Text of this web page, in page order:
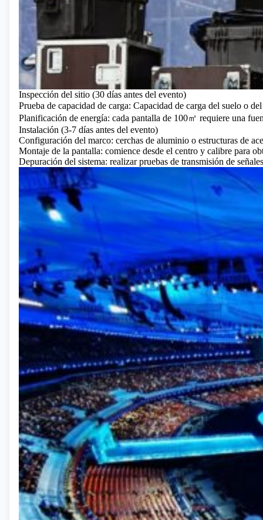
Inspección del sitio (30 días antes del evento)
Prueba de capacidad de carga: Capacidad de carga del suelo o
Planificación de energía: cada pantalla de 100㎡ requiere una
Instalación (3-7 días antes del evento)
Configuración del marco: cerchas de aluminio o estructuras de
Montaje de la pantalla: comience desde el centro y calibre para
Depuración del sistema: realizar pruebas de transmisión de